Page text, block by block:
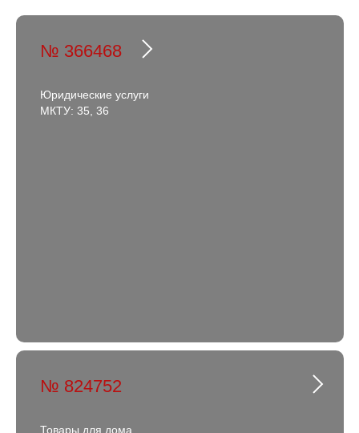
№ 366468
Юридические услуги
МКТУ: 35, 36
№ 824752
Товары для дома